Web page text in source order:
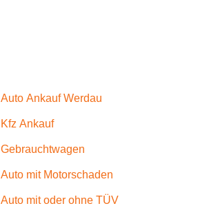
Auto Ankauf Werdau
Kfz Ankauf
Gebrauchtwagen
Auto mit Motorschaden
Auto mit oder ohne TÜV